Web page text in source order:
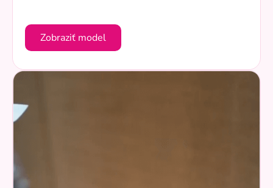
Zobraziť model